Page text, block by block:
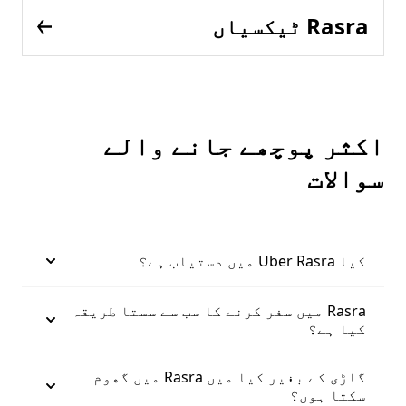
Rasra ٹیکسیاں
اکثر پوچھے جانے والے
سوالات
کیا Uber Rasra میں دستیاب ہے؟
Rasra میں سفر کرنے کا سب سے سستا طریقہ
کیا ہے؟
گاڑی کے بغیر کیا میں Rasra میں گھوم
سکتا ہوں؟